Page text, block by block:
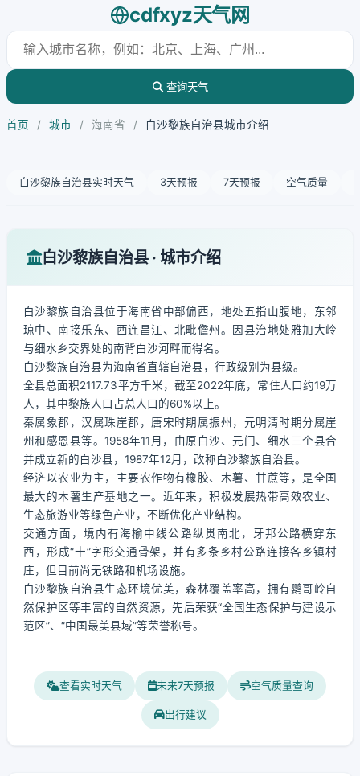
cdfxyz天气网
查询天气
首页 / 城市 / 海南省 / 白沙黎族自治县城市介绍
白沙黎族自治县实时天气 3天预报 7天预报 空气质量
白沙黎族自治县 · 城市介绍
白沙黎族自治县位于海南省中部偏西，地处五指山腹地，东邻
琼中、南接乐东、西连昌江、北毗儋州。因县治地处雅加大岭
与细水乡交界处的南背白沙河畔而得名。
白沙黎族自治县为海南省直辖自治县，行政级别为县级。
全县总面积2117.73平方千米，截至2022年底，常住人口约19万
人，其中黎族人口占总人口的60%以上。
秦属象郡，汉属珠崖郡，唐宋时期属振州，元明清时期分属崖
州和感恩县等。1958年11月，由原白沙、元门、细水三个县合
并成立新的白沙县，1987年12月，改称白沙黎族自治县。
经济以农业为主，主要农作物有橡胶、木薯、甘蔗等，是全国
最大的木薯生产基地之一。近年来，积极发展热带高效农业、
生态旅游业等绿色产业，不断优化产业结构。
交通方面，境内有海榆中线公路纵贯南北，牙邦公路横穿东
西，形成“十”字形交通骨架，并有多条乡村公路连接各乡镇村
庄，但目前尚无铁路和机场设施。
白沙黎族自治县生态环境优美，森林覆盖率高，拥有鹦哥岭自
然保护区等丰富的自然资源，先后荣获“全国生态保护与建设示
范区”、“中国最美县域”等荣誉称号。
查看实时天气 未来7天预报 空气质量查询
出行建议